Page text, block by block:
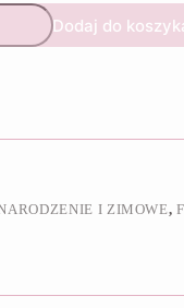
Dodaj do
I ZIMOWE,